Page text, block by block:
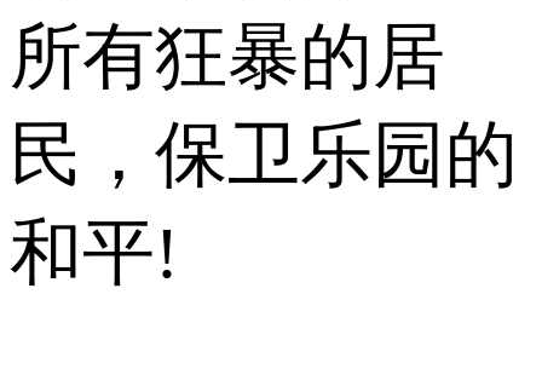
所有狂暴的居
民，保卫乐园的
和平!